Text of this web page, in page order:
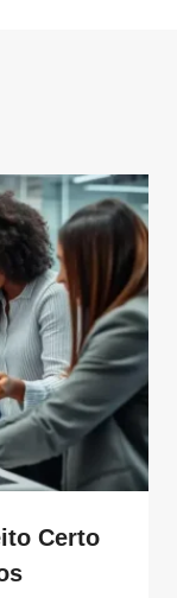
Certo